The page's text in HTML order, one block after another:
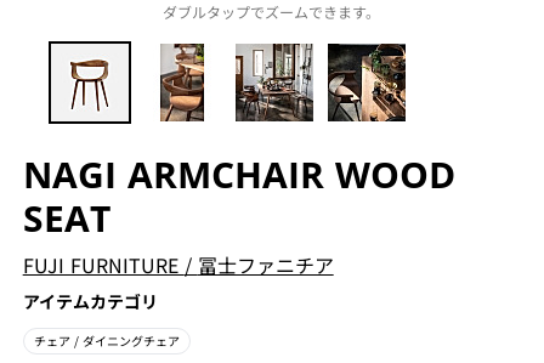
ダブルタップでズームできます。
NAGI ARMCHAIR WOOD
SEAT
FUJI FURNITURE / 冨士ファニチア
アイテムカテゴリ
チェア / ダイニングチェア